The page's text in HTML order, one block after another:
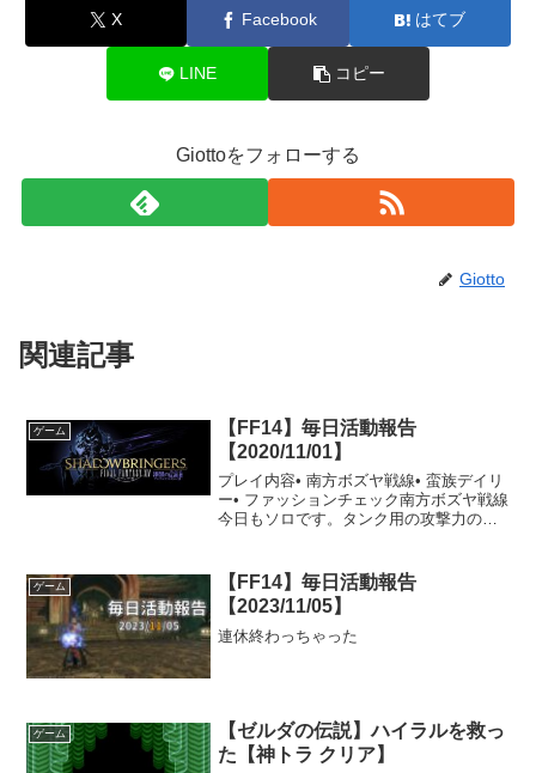
X Facebook はてブ
LINE コピー
Giottoをフォローする
Giotto
関連記事
ゲーム
【FF14】毎日活動報告
【2020/11/01】
プレイ内容• 南方ボズヤ戦線• 蛮族デイリ
ー• ファッションチェック南方ボズヤ戦線
今日もソロです。タンク用の攻撃力の上
す。薬の効果でどれくらいの削れている
のかわかりません...
ゲーム
【FF14】毎日活動報告
【2023/11/05】
連休終わっちゃった
ゲーム
【ゼルダの伝説】ハイラルを救っ
た【神トラ クリア】